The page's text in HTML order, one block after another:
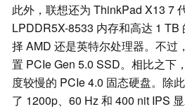
此外，联想还为 ThinkPad X13 7
LPDDR5X-8533 内存和高达 1 TB
择 AMD 还是英特尔处理器。不过
置 PCIe Gen 5.0 SSD。相比之下
度较慢的 PCIe 4.0 固态硬盘。除
了 1200p、60 Hz 和 400 nit IPS